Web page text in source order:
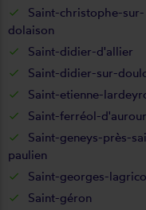
Saint-christophe-sur-
dolaison
Saint-didier-d'allier
Saint-didier-sur-
Saint-etienne-
Saint-ferréol-
Saint-geneys-près-
paulien
Saint-georges-
Saint-géron